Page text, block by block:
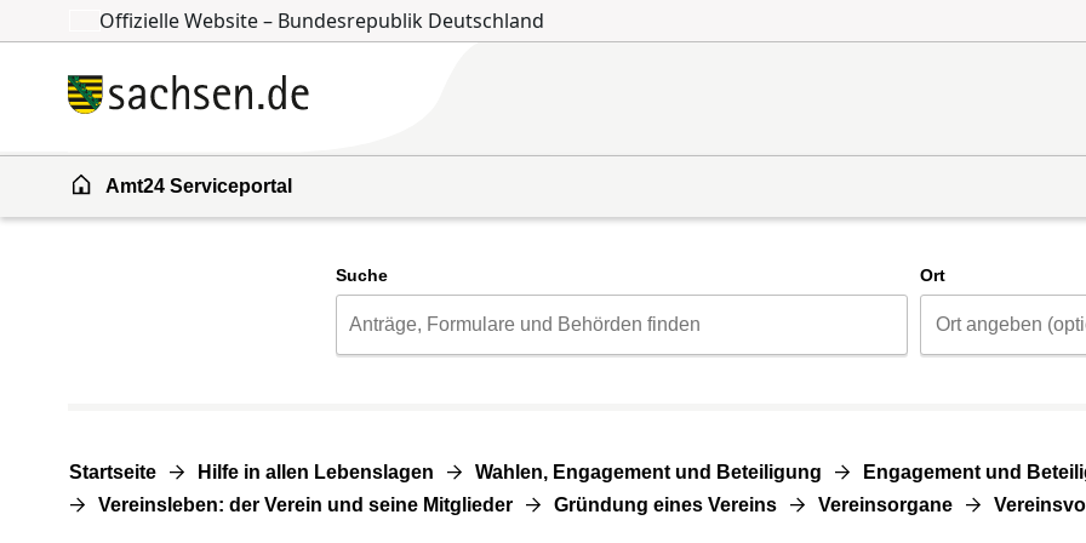
Zum Inhalt springen
Zur Suche springen
Offizielle Website – Bundesrepublik Deutschland
Amt24 Serviceportal
Suche Ort
Startseite Hilfe in allen Lebenslagen Wahlen, Engagement und Beteiligung
Engagement und
Vereinsleben: der Verein und seine Mitglieder
Gründung eines Vereins Vereinsorgane